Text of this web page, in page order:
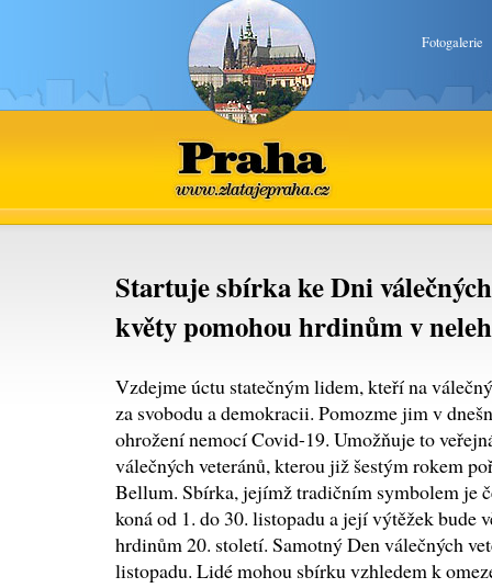
Fotogalerie
Praha
www.zlatajepraha.cz
Startuje sbírka ke Dni
květy pomohou hrdinům v
Vzdejme úctu statečným lidem, kteří na
za svobodu a demokracii. Pomozme jim v
ohrožení nemocí Covid-19. Umožňuje to
válečných veteránů, kterou již šestým rokem
Bellum. Sbírka, jejímž tradičním symbolem je
koná od 1. do 30. listopadu a její výtěžek bude
hrdinům 20. století. Samotný Den válečných
listopadu. Lidé mohou sbírku vzhledem k